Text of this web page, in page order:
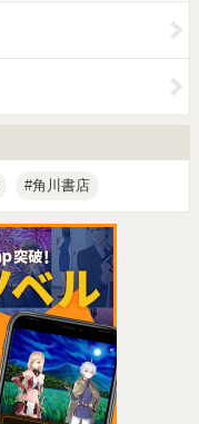
角川書店